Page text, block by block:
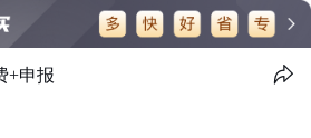
+申报